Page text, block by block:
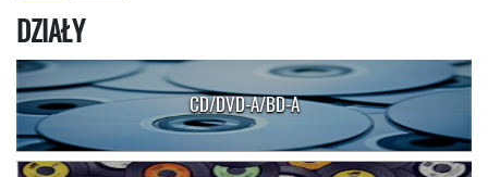
DZIAŁY
CD/DVD-A/BD-A